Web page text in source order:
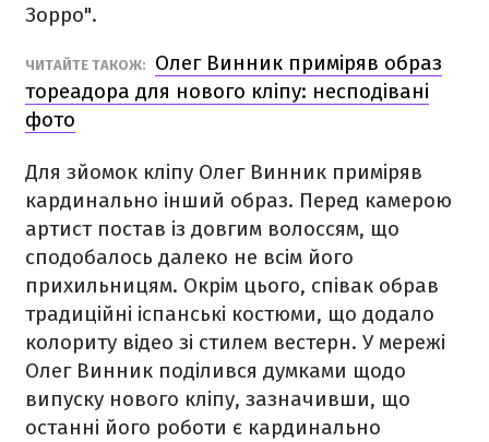
Зорро".
ЧИТАЙТЕ ТАКОЖ:
Олег Винник приміряв образ
тореадора для нового кліпу: несподівані
фото
Для зйомок кліпу Олег Винник приміряв
кардинально інший образ. Перед камерою
артист постав із довгим волоссям, що
сподобалось далеко не всім його
прихильницям. Окрім цього, співак обрав
традиційні іспанські костюми, що додало
колориту відео зі стилем вестерн. У мережі
Олег Винник поділився думками щодо
випуску нового кліпу, зазначивши, що
останні його роботи є кардинально